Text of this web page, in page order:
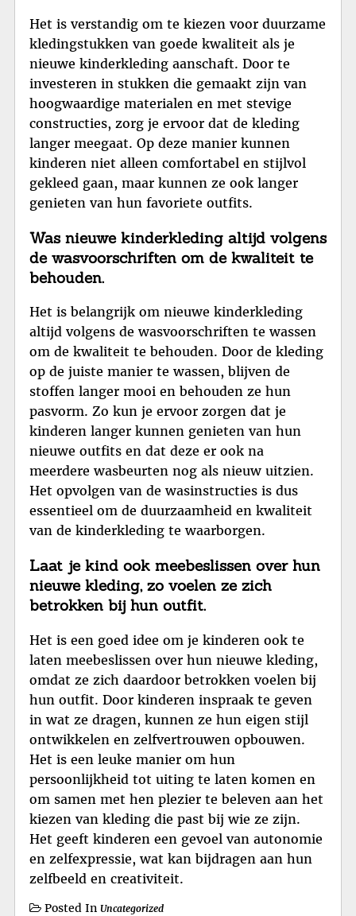
Het is verstandig om te kiezen voor duurzame
kledingstukken van goede kwaliteit als je
nieuwe kinderkleding aanschaft. Door te
investeren in stukken die gemaakt zijn van
hoogwaardige materialen en met stevige
constructies, zorg je ervoor dat de kleding
langer meegaat. Op deze manier kunnen
kinderen niet alleen comfortabel en stijlvol
gekleed gaan, maar kunnen ze ook langer
genieten van hun favoriete outfits.
Was nieuwe kinderkleding altijd volgens
de wasvoorschriften om de kwaliteit te
behouden.
Het is belangrijk om nieuwe kinderkleding
altijd volgens de wasvoorschriften te wassen
om de kwaliteit te behouden. Door de kleding
op de juiste manier te wassen, blijven de
stoffen langer mooi en behouden ze hun
pasvorm. Zo kun je ervoor zorgen dat je
kinderen langer kunnen genieten van hun
nieuwe outfits en dat deze er ook na
meerdere wasbeurten nog als nieuw uitzien.
Het opvolgen van de wasinstructies is dus
essentieel om de duurzaamheid en kwaliteit
van de kinderkleding te waarborgen.
Laat je kind ook meebeslissen over hun
nieuwe kleding, zo voelen ze zich
betrokken bij hun outfit.
Het is een goed idee om je kinderen ook te
laten meebeslissen over hun nieuwe kleding,
omdat ze zich daardoor betrokken voelen bij
hun outfit. Door kinderen inspraak te geven
in wat ze dragen, kunnen ze hun eigen stijl
ontwikkelen en zelfvertrouwen opbouwen.
Het is een leuke manier om hun
persoonlijkheid tot uiting te laten komen en
om samen met hen plezier te beleven aan het
kiezen van kleding die past bij wie ze zijn.
Het geeft kinderen een gevoel van autonomie
en zelfexpressie, wat kan bijdragen aan hun
zelfbeeld en creativiteit.
Posted In Uncategorized